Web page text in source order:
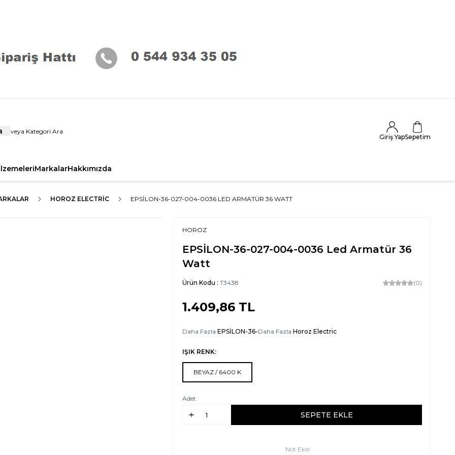
Giriş YapSepetim
MarkalarHakkımızda
HOROZ ELECTRIC EPSİLON-36-027-004-0036 LED ARMATÜR 36 WATT
HOROZ
EPSİLON-36-027-004-0036 Led Armatür 36
Watt
Ürün Kodu : T3438 (0)
1.409,86 TL
Daha Fazla EPSİLON-36-Daha Fazla Horoz Electric
IŞIK RENK:
BEYAZ / 6400 K
Adet
SEPETE EKLE
Not Ekle